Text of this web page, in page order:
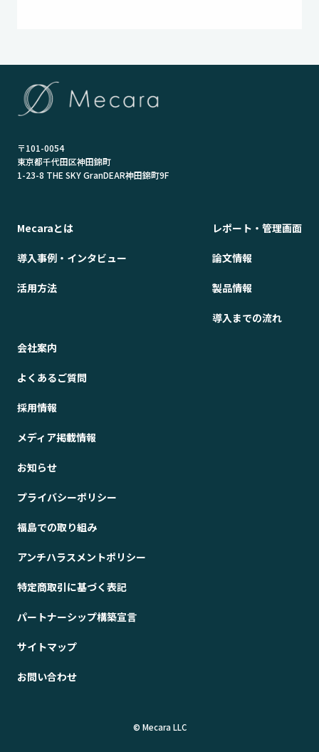
〒101-0054
東京都千代田区神田錦町
1-23-8 THE SKY GranDEAR神田錦町9F
Mecaraとは
導入事例・インタビュー
活用方法
レポート・管理画面
論文情報
製品情報
導入までの流れ
会社案内
よくあるご質問
採用情報
メディア掲載情報
お知らせ
プライバシーポリシー
福島での取り組み
アンチハラスメントポリシー
特定商取引に基づく表記
パートナーシップ構築宣言
サイトマップ
お問い合わせ
© Mecara LLC